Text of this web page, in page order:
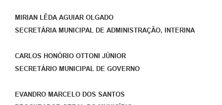
MIRIAN LÊDA AGUIAR OLGADO
SECRETÁRIA MUNICIPAL DE ADMINISTRAÇÃO, INTERINA
CARLOS HONÓRIO OTTONI JÚNIOR
SECRETÁRIO MUNICIPAL DE GOVERNO
EVANDRO MARCELO DOS SANTOS